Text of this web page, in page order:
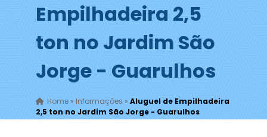
Empilhadeira 2,5
ton no Jardim São
Jorge - Guarulhos
Home» Informações » Aluguel de Empilhadeira
2,5 ton no Jardim São Jorge - Guarulhos